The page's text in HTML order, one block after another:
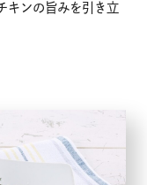
キンの旨みを引き立